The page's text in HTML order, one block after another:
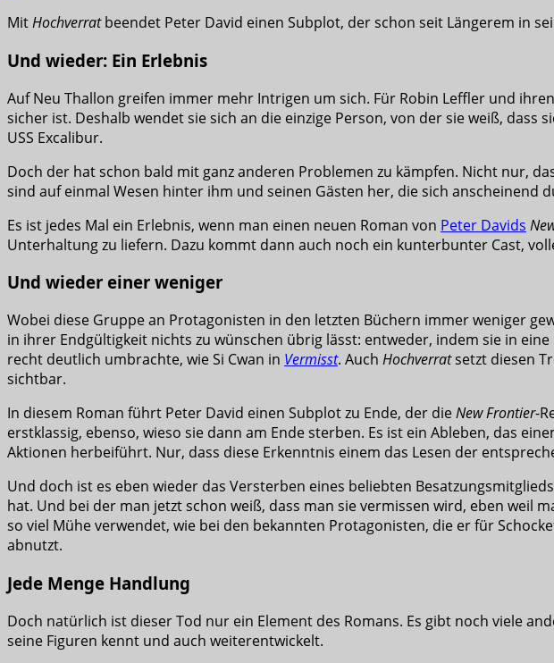
MitHochverratbeendet Peter David einen Subplot, der schon seit Längerem in
Und wieder: Ein Erlebnis
Auf Neu Thallon greifen immer mehr Intrigen um sich. Für Robin Leffler und
sicher ist. Deshalb wendet sie sich an die einzige Person, von der sie weiß,
USS Excalibur.
Doch der hat schon bald mit ganz anderen Problemen zu kämpfen. Nicht nur,
sind auf einmal Wesen hinter ihm und seinen Gästen her, die sich anscheinend
Es ist jedes Mal ein Erlebnis, wenn man einen neuen Roman von Peter Davids
Unterhaltung zu liefern. Dazu kommt dann auch noch ein kunterbunter Cast,
Und wieder einer weniger
Wobei diese Gruppe an Protagonisten in den letzten Büchern immer weniger
in ihrer Endgültigkeit nichts zu wünschen übrig lässt: entweder, indem sie in
recht deutlich umbrachte, wie Si Cwan in Vermisst. Auch Hochverratsetzt diesen
sichtbar.
In diesem Roman führt Peter David einen Subplot zu Ende, der dieNew Frontier-
erstklassig, ebenso, wieso sie dann am Ende sterben. Es ist ein Ableben, das
Aktionen herbeiführt. Nur, dass diese Erkenntnis einem das Lesen der
Und doch ist es eben wieder das Versterben eines beliebten
hat. Und bei der man jetzt schon weiß, dass man sie vermissen wird, eben weil
so viel Mühe verwendet, wie bei den bekannten Protagonisten, die er für
abnutzt.
Jede Menge Handlung
Doch natürlich ist dieser Tod nur ein Element des Romans. Es gibt noch viele
seine Figuren kennt und auch weiterentwickelt.